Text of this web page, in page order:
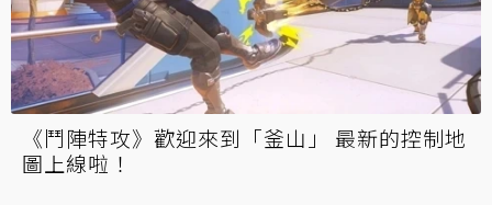
《鬥陣特攻》歡迎來到「釜山」 最新的控制地
圖上線啦！